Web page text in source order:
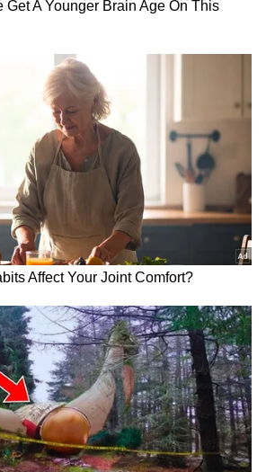
ತಿಂಗಳ ಶನಿ ದೋಷದಿಂದ
ಅಧಿಪತಿ ಗುರು ಉನ್ನತ
ಅವರ ಜೀವನವೂ ಉನ್ನತ
ಅವರು ತಮ್ಮ ಉದ್ಯೋಗಗಳಲ್ಲಿ
ಮತ್ತು ವ್ಯವಹಾರದಲ್ಲಿ ಹೆಚ್ಚಿನ
ಅವರ ಆದಾಯದಲ್ಲಿ ಬೆಳವಣಿಗೆಯನ್ನು
ಕಷ್ಟ ಮತ್ತು ನಷ್ಟಗಳನ್ನು
ತೆಗೆದುಕೊಳ್ಳುವುದು ಅವರ